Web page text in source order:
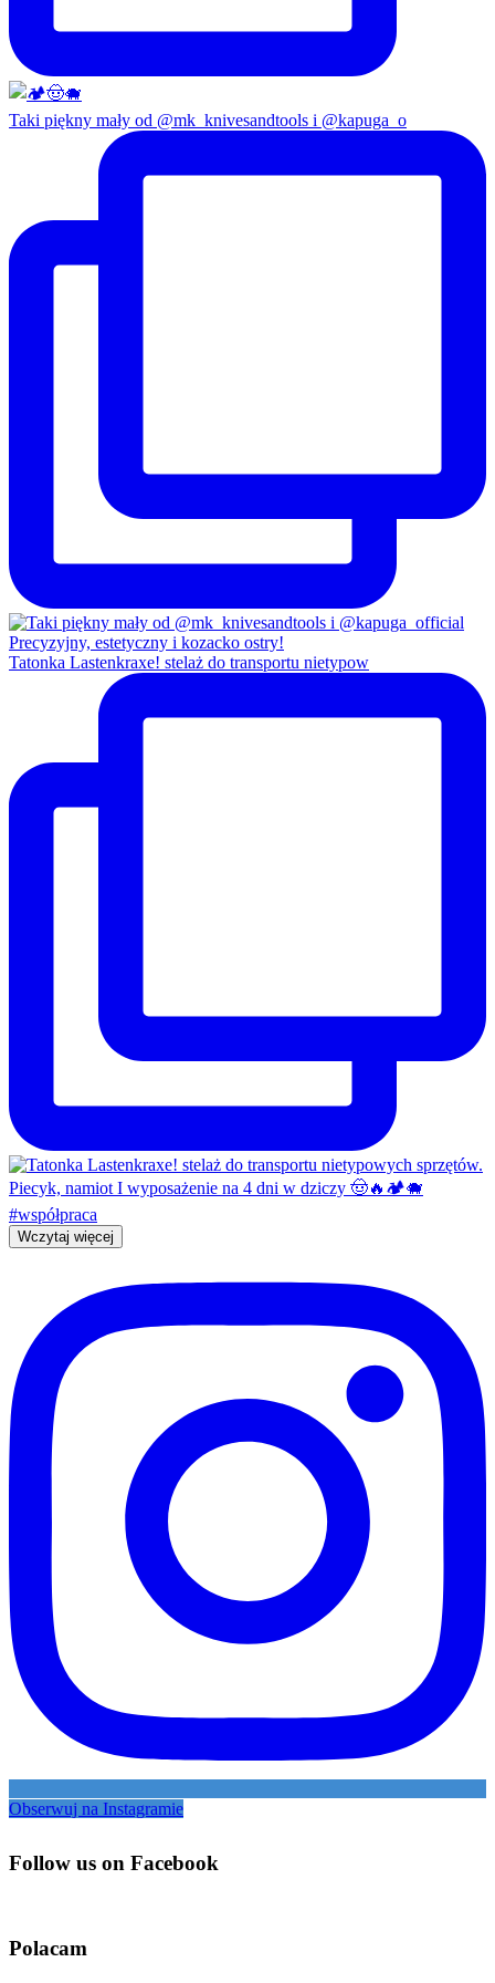
Taki piękny mały od @mk_knivesandtools i @kapuga_o
Tatonka Lastenkraxe! stelaż do transportu nietypow
Wczytaj więcej
Obserwuj na Instagramie
Follow us on Facebook
Polacam